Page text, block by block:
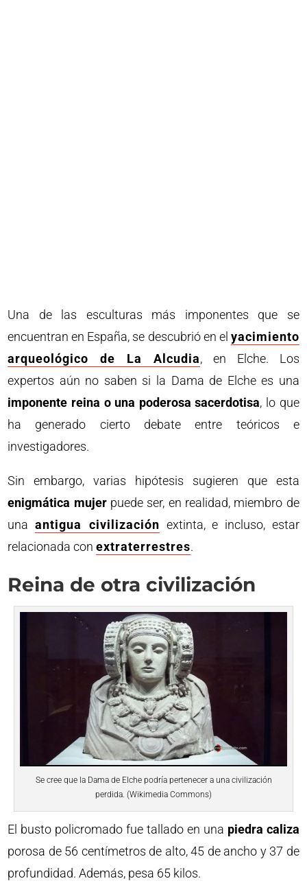
Una de las esculturas más imponentes que se
encuentran en España, se descubrió en el yacimiento
arqueológico de La Alcudia, en Elche. Los
expertos aún no saben si la Dama de Elche es una
imponente reina o una poderosa sacerdotisa, lo que
ha generado cierto debate entre teóricos e
investigadores.
Sin embargo, varias hipótesis sugieren que esta
enigmática mujerpuede ser, en realidad, miembro de
una antigua civilización extinta, e incluso, estar
relacionada conextraterrestres.
Reina de otra civilización
Se cree que la Dama de Elche podría pertenecer a una civilización
perdida. (Wikimedia Commons)
El busto policromado fue tallado en una piedra caliza
porosa de 56 centímetros de alto, 45 de ancho y 37 de
profundidad. Además, pesa 65 kilos.